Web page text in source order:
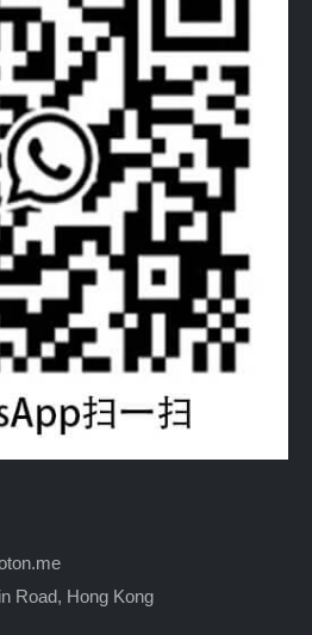
Road, Hong Kong